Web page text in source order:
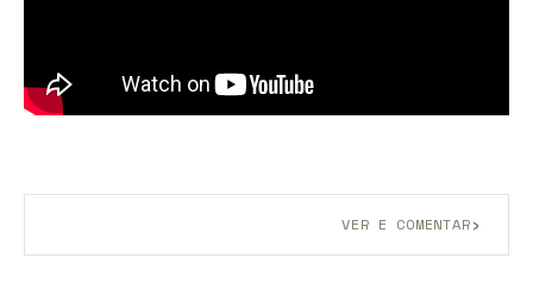
VER E COMENTAR›